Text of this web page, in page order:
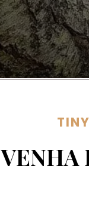
VENHA